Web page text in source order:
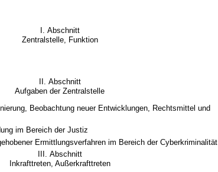
I. Abschnitt
Zentralstelle, Funktion
II. Abschnitt
Aufgaben der Zentralstelle
Beobachtung neuer Entwicklungen, Rechtsmittel und
im Bereich der Justiz
Ermittlungsverfahren im Bereich der Cyberkriminalität
III. Abschnitt
Inkrafttreten, Außerkrafttreten